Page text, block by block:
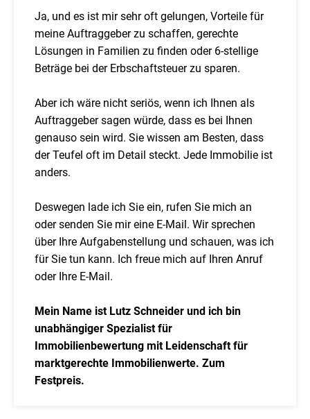
Ja, und es ist mir sehr oft gelungen, Vorteile für
meine Auftraggeber zu schaffen, gerechte
Lösungen in Familien zu finden oder 6-stellige
Beträge bei der Erbschaftsteuer zu sparen.
Aber ich wäre nicht seriös, wenn ich Ihnen als
Auftraggeber sagen würde, dass es bei Ihnen
genauso sein wird. Sie wissen am Besten, dass
der Teufel oft im Detail steckt. Jede Immobilie ist
anders.
Deswegen lade ich Sie ein, rufen Sie mich an
oder senden Sie mir eine E-Mail. Wir sprechen
über Ihre Aufgabenstellung und schauen, was ich
für Sie tun kann. Ich freue mich auf Ihren Anruf
oder Ihre E-Mail.
Mein Name ist Lutz Schneider und ich bin
unabhängiger Spezialist für
Immobilienbewertung mit Leidenschaft für
marktgerechte Immobilienwerte. Zum
Festpreis.